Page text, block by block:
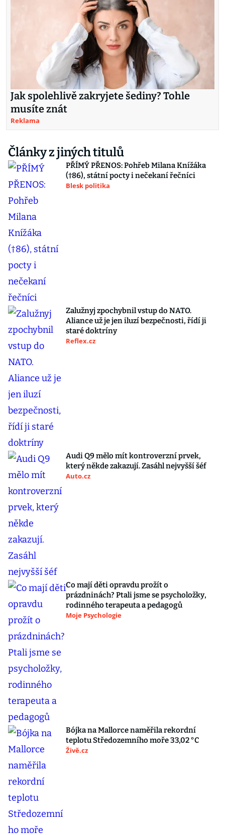
Jak spolehlivě zakryjete šediny? Tohle
musíte znát
Reklama
Články z jiných titulů
PŘÍMÝ PŘENOS: Pohřeb Milana Knížáka
(†86), státní pocty i nečekaní řečníci
Blesk politika
Zalužnyj zpochybnil vstup do NATO.
Aliance už je jen iluzí bezpečnosti, řídí ji
staré doktríny
Reflex.cz
Audi Q9 mělo mít kontroverzní prvek,
který někde zakazují. Zasáhl nejvyšší šéf
Auto.cz
Co mají děti opravdu prožít o
prázdninách? Ptali jsme se psycholožky,
rodinného terapeuta a pedagogů
Moje Psychologie
Bójka na Mallorce naměřila rekordní
teplotu Středozemního moře 33,02 °C
Živě.cz